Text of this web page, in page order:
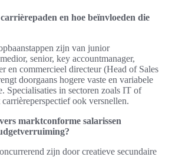
en hoe beïnvloeden die
zijn van junior
senior, key accountmanager,
en commercieel directeur (Head of Sales
doorgaans hogere vaste en variabele
Specialisaties in sectoren zoals IT of
ook versnellen.
marktconforme salarissen
zijn door creatieve secundaire